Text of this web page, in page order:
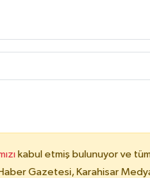
kabul etmiş bulunuyor ve
Gazetesi, Karahisar